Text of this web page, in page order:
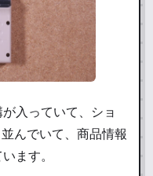
入っていて、ショ
んでいて、商品情報
ます。